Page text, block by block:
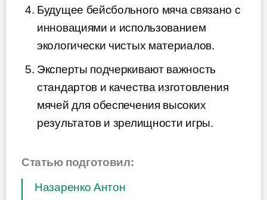
Будущее бейсбольного мяча связано с
инновациями и использованием
экологически чистых материалов.
Эксперты подчеркивают важность
стандартов и качества изготовления
мячей для обеспечения высоких
результатов и зрелищности игры.
Статью подготовил:
Назаренко Антон